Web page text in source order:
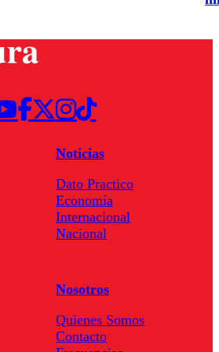
Noticias
Dato Practico
Economía
Internacional
Nacional
Nosotros
Quienes Somos
Contacto